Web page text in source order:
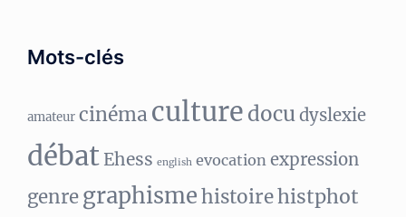
Mots-clés
amateur cinémaculture docu dyslexie
débat Ehess english evocation expression
genregraphismehistoirehistphot